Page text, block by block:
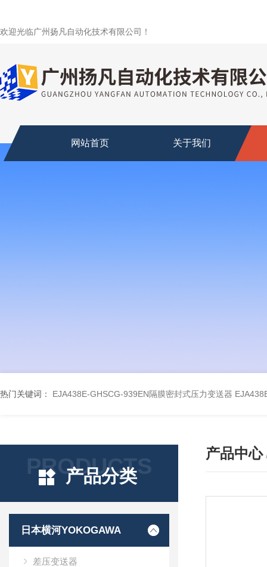
欢迎光临广州扬凡自动化技术有限公司！
网站首页 关于我们
热门关键词： EJA438E-GHSCG-939EN隔膜密封式压力变送器
PRODUCTS
产品分类
日本横河YOKOGAWA
差压变送器
产品中心